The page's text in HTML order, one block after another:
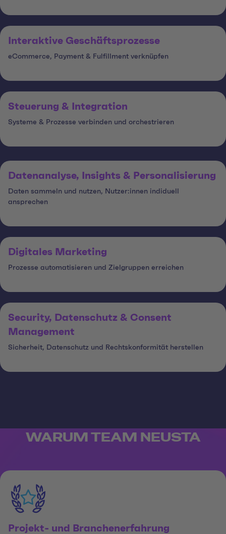
Interaktive Geschäftsprozesse
eCommerce, Payment & Fulfillment verknüpfen
Steuerung & Integration
Systeme & Prozesse verbinden und orchestrieren
Datenanalyse, Insights & Personalisierung
Daten sammeln und nutzen, Nutzer:innen indiduell
ansprechen
Digitales Marketing
Prozesse automatisieren und Zielgruppen erreichen
Security, Datenschutz & Consent
Management
Sicherheit, Datenschutz und Rechtskonformität herstellen
WARUM TEAM NEUSTA
Projekt- und Branchenerfahrung